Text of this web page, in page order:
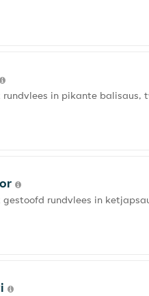
in pikante balisaus,
rundvlees in